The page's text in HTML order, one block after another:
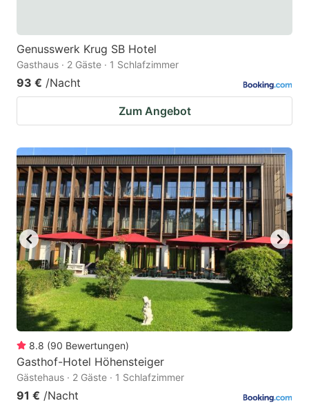
Genusswerk Krug SB Hotel
Gasthaus · 2 Gäste · 1 Schlafzimmer
93 € /Nacht
Zum Angebot
8.8 (90 Bewertungen)
Gasthof-Hotel Höhensteiger
Gästehaus · 2 Gäste · 1 Schlafzimmer
91 € /Nacht